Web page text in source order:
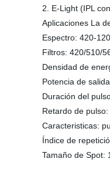
2. E-Light (IPL
Aplicaciones La
Espectro: 420-
Filtros: 420/510/
Densidad de
Potencia de
Duración del
Retardo de
Caracteristicas:
Índice de
Tamaño de Spot: